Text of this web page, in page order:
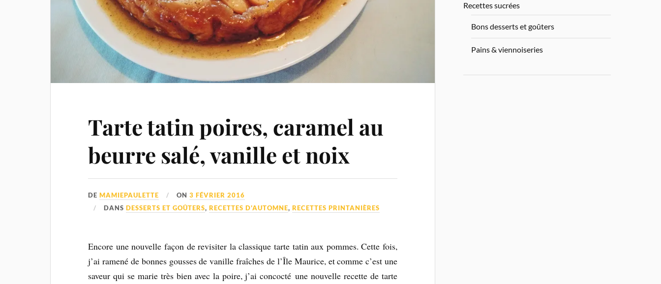
Tarte tatin poires, caramel au
beurre salé, vanille et noix
DEMAMIEPAULETTE ON3 FÉVRIER 2016
DANSDESSERTS ET GOÛTERS,RECETTES D'AUTOMNE,RECETTES PRINTANIÈRES
Encore une nouvelle façon de revisiter la classique tarte tatin aux pommes. Cette fois,
j’ai ramené de bonnes gousses de vanille fraîches de l’Île Maurice, et comme c’est une
saveur qui se marie très bien avec la poire, j’ai concocté une nouvelle recette de tarte
Recettes sucrées
Bons desserts et goûters
Pains & viennoiseries